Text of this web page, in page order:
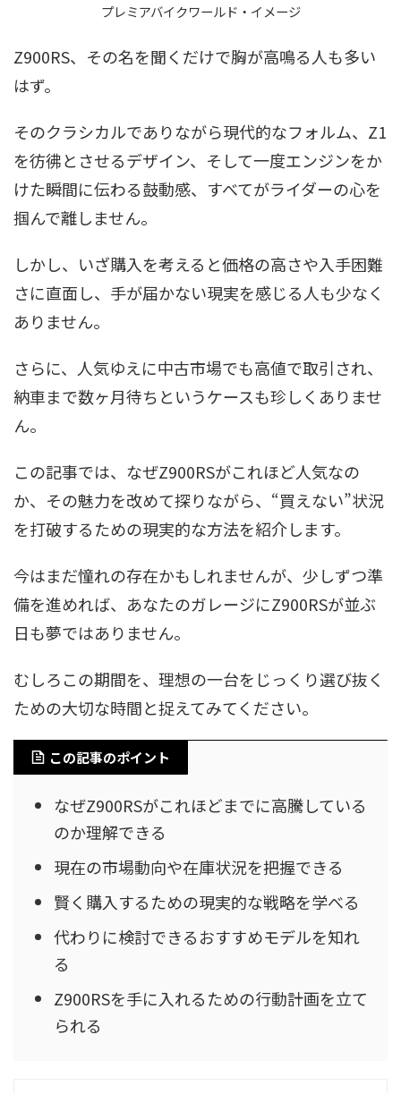
プレミアバイクワールド・イメージ
Z900RS、その名を聞くだけで胸が高鳴る人も多い
はず。
そのクラシカルでありながら現代的なフォルム、Z1
を彷彿とさせるデザイン、そして一度エンジンをか
けた瞬間に伝わる鼓動感、すべてがライダーの心を
掴んで離しません。
しかし、いざ購入を考えると価格の高さや入手困難
さに直面し、手が届かない現実を感じる人も少なく
ありません。
さらに、人気ゆえに中古市場でも高値で取引され、
納車まで数ヶ月待ちというケースも珍しくありませ
ん。
この記事では、なぜZ900RSがこれほど人気なの
か、その魅力を改めて探りながら、“買えない”状況
を打破するための現実的な方法を紹介します。
今はまだ憧れの存在かもしれませんが、少しずつ準
備を進めれば、あなたのガレージにZ900RSが並ぶ
日も夢ではありません。
むしろこの期間を、理想の一台をじっくり選び抜く
ための大切な時間と捉えてみてください。
この記事のポイント
なぜZ900RSがこれほどまでに高騰している
のか理解できる
現在の市場動向や在庫状況を把握できる
賢く購入するための現実的な戦略を学べる
代わりに検討できるおすすめモデルを知れ
る
Z900RSを手に入れるための行動計画を立て
られる